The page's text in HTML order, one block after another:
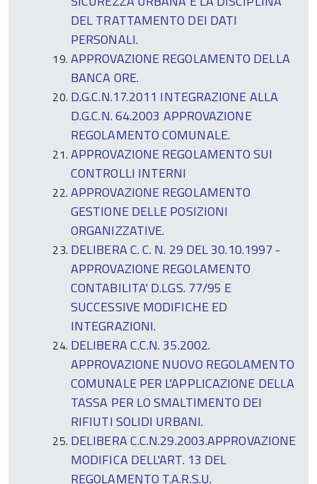
DEL TRATTAMENTO DEI DATI
PERSONALI.
APPROVAZIONE REGOLAMENTO DELLA
BANCA ORE.
D.G.C.N.17.2011 INTEGRAZIONE ALLA
D.G.C.N. 64.2003 APPROVAZIONE
REGOLAMENTO COMUNALE.
APPROVAZIONE REGOLAMENTO SUI
CONTROLLI INTERNI
APPROVAZIONE REGOLAMENTO
GESTIONE DELLE POSIZIONI
ORGANIZZATIVE.
DELIBERA C. C. N. 29 DEL 30.10.1997 -
APPROVAZIONE REGOLAMENTO
CONTABILITA' D.LGS. 77/95 E
SUCCESSIVE MODIFICHE ED
INTEGRAZIONI.
DELIBERA C.C.N. 35.2002.
APPROVAZIONE NUOVO REGOLAMENTO
COMUNALE PER L'APPLICAZIONE DELLA
TASSA PER LO SMALTIMENTO DEI
RIFIUTI SOLIDI URBANI.
DELIBERA C.C.N.29.2003.APPROVAZIONE
MODIFICA DELL'ART. 13 DEL
REGOLAMENTO T.A.R.S.U.